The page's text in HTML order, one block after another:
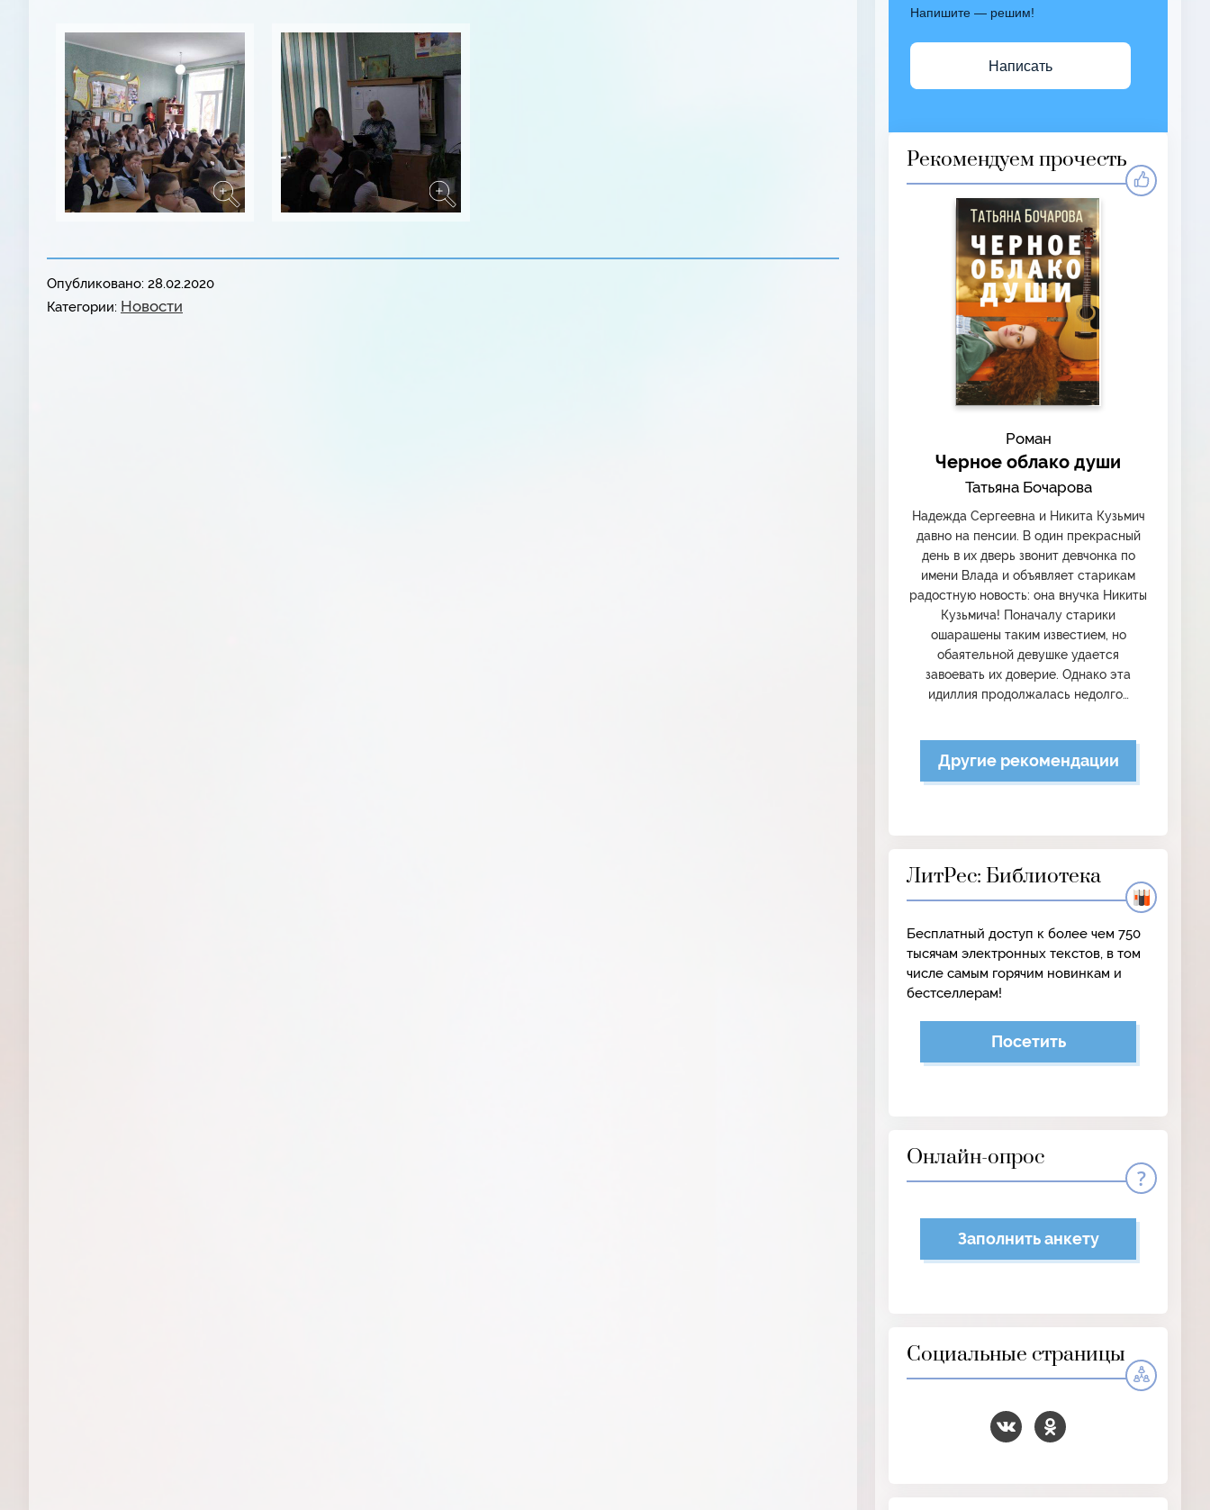
Опубликовано: 28.02.2020
Категории: Новости
Напишите — решим!
Написать
Рекомендуем прочесть
Роман
Черное облако души
Татьяна Бочарова
Надежда Сергеевна и Никита Кузьмич
давно на пенсии. В один прекрасный
день в их дверь звонит девчонка по
имени Влада и объявляет старикам
радостную новость: она внучка Никиты
Кузьмича! Поначалу старики
ошарашены таким известием, но
обаятельной девушке удается
завоевать их доверие. Однако эта
идиллия продолжалась недолго…
Другие рекомендации
ЛитРес: Библиотека
Бесплатный доступ к более чем 750
тысячам электронных текстов, в том
числе самым горячим новинкам и
бестселлерам!
Посетить
Онлайн-опрос
Заполнить анкету
Социальные страницы